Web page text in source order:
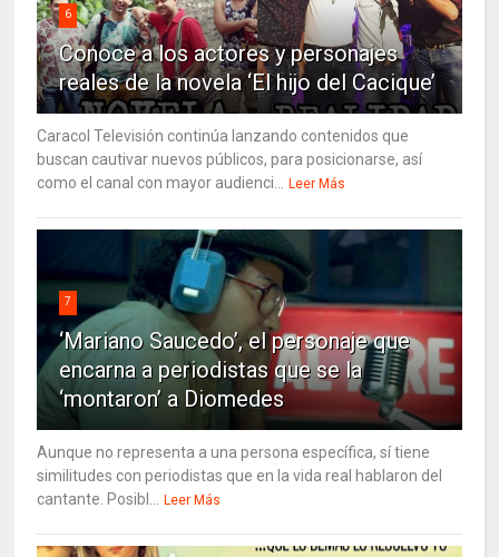
6
Conoce a los actores y personajes
reales de la novela ‘El hijo del Cacique’
Caracol Televisión continúa lanzando contenidos que
buscan cautivar nuevos públicos, para posicionarse, así
como el canal con mayor audienci...
Leer Más
7
‘Mariano Saucedo’, el personaje que
encarna a periodistas que se la
‘montaron’ a Diomedes
Aunque no representa a una persona específica, sí tiene
similitudes con periodistas que en la vida real hablaron del
cantante. Posibl...
Leer Más